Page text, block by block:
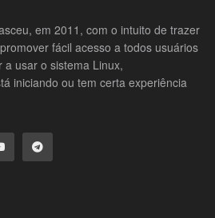
em 2011, com o intuito de trazer
fácil acesso a todos usuários
usar o sistema Linux,
iniciando ou tem certa experiência